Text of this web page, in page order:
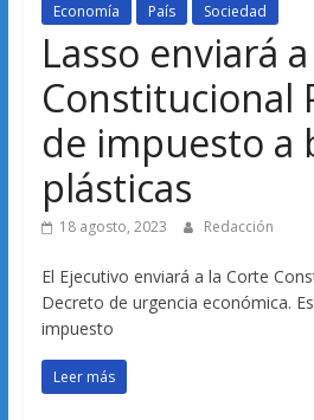
Economía País Sociedad
Lasso enviará
Constitucional
de impuesto a
plásticas
18 agosto, 2023 Redacción
El Ejecutivo enviará a la Corte
Decreto de urgencia económica.
impuesto
Leer más